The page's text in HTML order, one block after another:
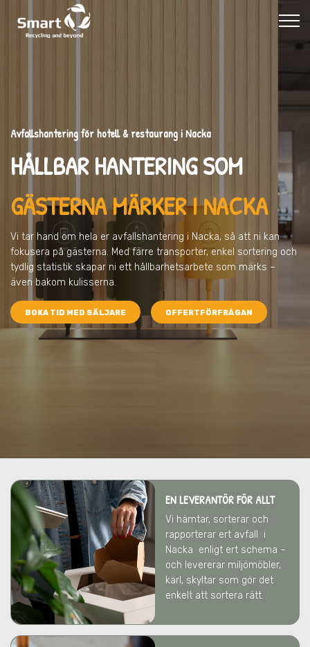
Avfallshantering för hotell & restaurang i Nacka
HÅLLBAR HANTERING SOM
GÄSTERNA MÄRKER I NACKA
Vi tar hand om hela er avfallshantering i Nacka, så att ni kan
fokusera på gästerna. Med färre transporter, enkel sortering och
tydlig statistik skapar ni ett hållbarhetsarbete som märks –
även bakom kulisserna.
BOKA TID MED SÄLJARE OFFERTFÖRFRÅGAN
EN LEVERANTÖR FÖR ALLT
Vi hämtar, sorterar och
rapporterar ert avfall
i
Nacka enligt ert schema –
och levererar miljömöbler,
kärl, skyltar som gör det
enkelt att sortera rätt.